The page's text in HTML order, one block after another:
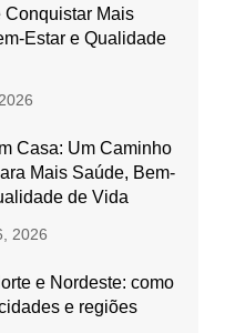
Conquistar Mais
Estar e Qualidade
Casa: Um Caminho
Mais Saúde, Bem-
de Vida
2026
e Nordeste: como
e regiões